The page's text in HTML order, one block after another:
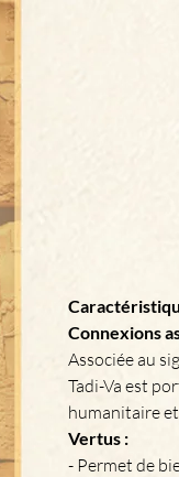
Connexions
Associée au
Tadi-Va est
humanitaire
Vertus :
- Permet de